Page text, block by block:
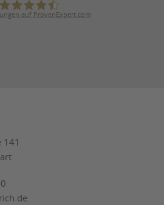
auf ProvenExpert.com
141